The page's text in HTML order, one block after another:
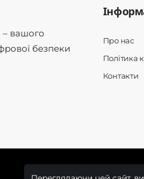
вашого
безпеки
Про нас
Політика
Контакти